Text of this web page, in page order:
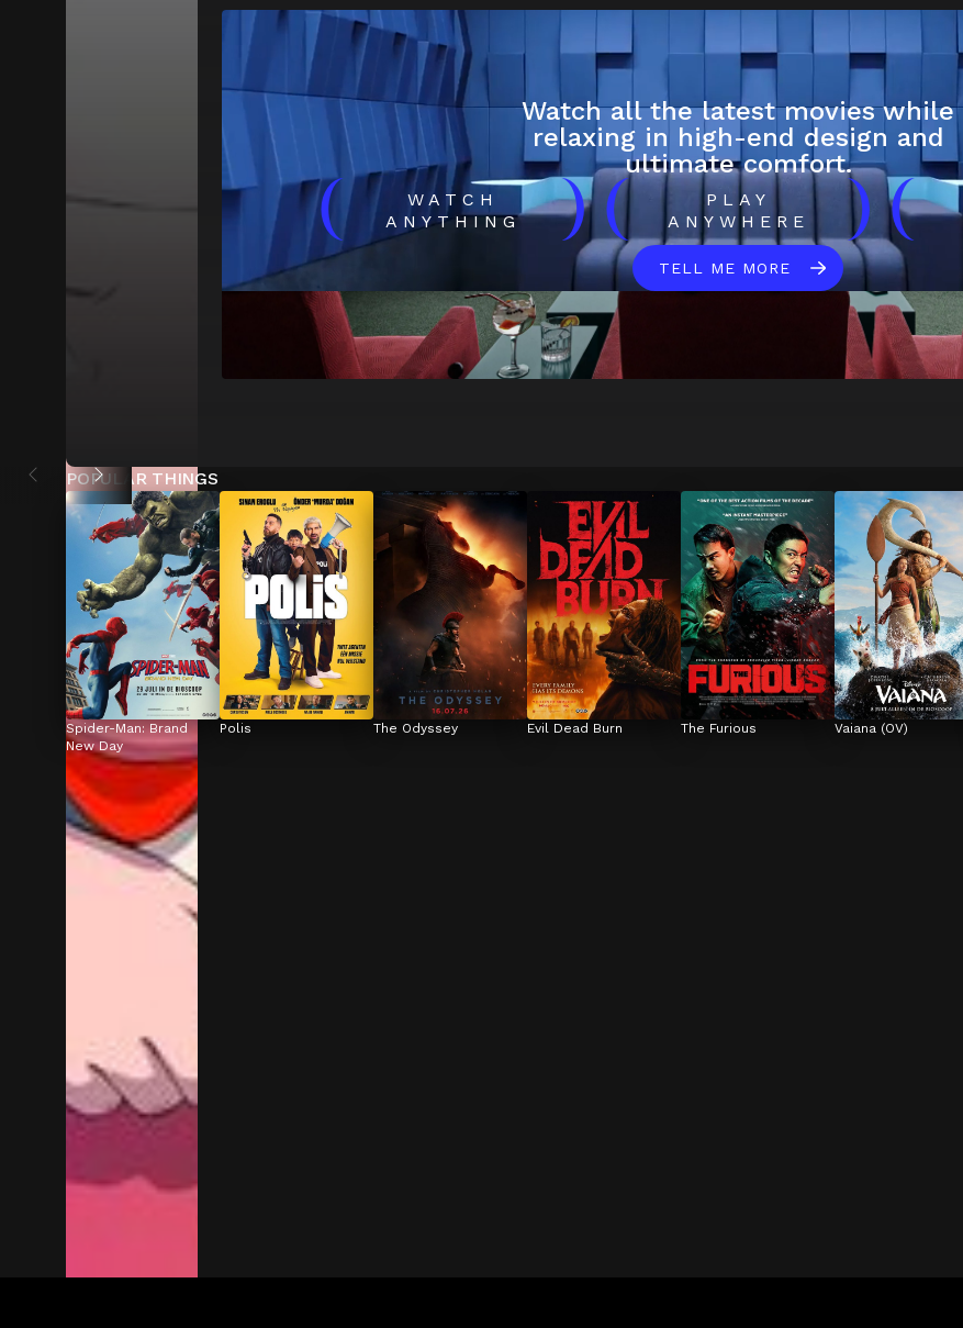
Watch all the latest movies while
relaxing in high-end design and
ultimate comfort.
(
WATCH
ANYTHING
)(
PLAY
ANYWHERE
)(
TELL ME MORE
POPULAR THINGS
Spider-Man: Brand
New Day
Polis The Odyssey Evil Dead Burn The Furious Vaiana (OV)